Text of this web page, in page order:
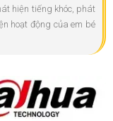
hiện tiếng khóc, phát
hoạt động của em bé